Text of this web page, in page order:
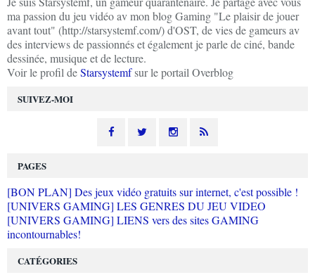
SUIVEZ-MOI
ma passion du jeu vidéo av mon blog Gaming "Le plaisir de jouer
avant tout" (http://starsystemf.com/) d'OST, de vies de gameurs av
des interviews de passionnés et également je parle de ciné, bande
dessinée, musique et de lecture.
Voir le profil deStarsystemfsur le portail Overblog
PAGES
[BON PLAN] Des jeux vidéo gratuits sur internet, c'est possible !
[UNIVERS GAMING] LES GENRES DU JEU VIDEO
[UNIVERS GAMING] LIENS vers des sites GAMING
incontournables!
CATÉGORIES